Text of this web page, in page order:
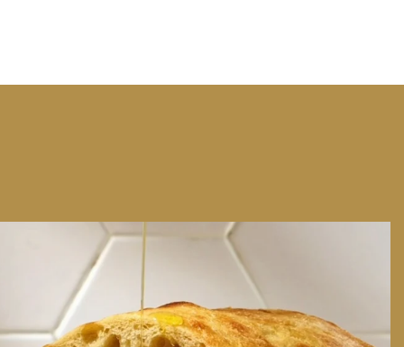
We can have Euro summer, right here at home
14 0